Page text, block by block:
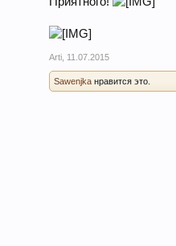
Arti 11.07.2015
Sawenjka нравится это.